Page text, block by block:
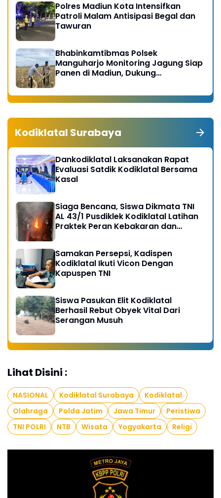
Polres Madiun Kota Intensifkan
Patroli Malam Antisipasi Begal dan
Tawuran
Bhabinkamtibmas Polsek
Manguharjo Monitoring Jagung Siap
Panen di Madiun, Dukung
Kodiklatal Surabaya
Dankodiklatal Laksanakan Rapat
Evaluasi Satdik Kodiklatal Bersama
Kasal
Siaga Bencana, Siswa Dikmata TNI
AL 43/1 Pusdiklek Kodiklatal Latihan
Praktek Peran Kebakaran dan
Samakan Persepsi, Kadispen
Kodiklatal Ikuti Vicon Dengan
Kapuspen TNI
Siswa Pasukan Elit Kodiklatal
Berhasil Rebut Obyek Vital Dari
Serangan Musuh
Lihat Disini :
NASIONAL Kodiklatal Surabaya
Kodiklatal
Olahraga
Polda Jatim Jawa Timur
Peristiwa
TNI POLRI
NTB Wisata Yogyakarta Religi